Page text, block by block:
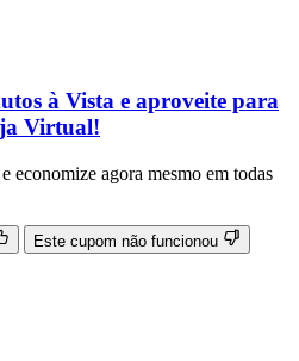
à Vista e aproveite para
Virtual!
economize agora mesmo em todas
Este cupom não funcionou